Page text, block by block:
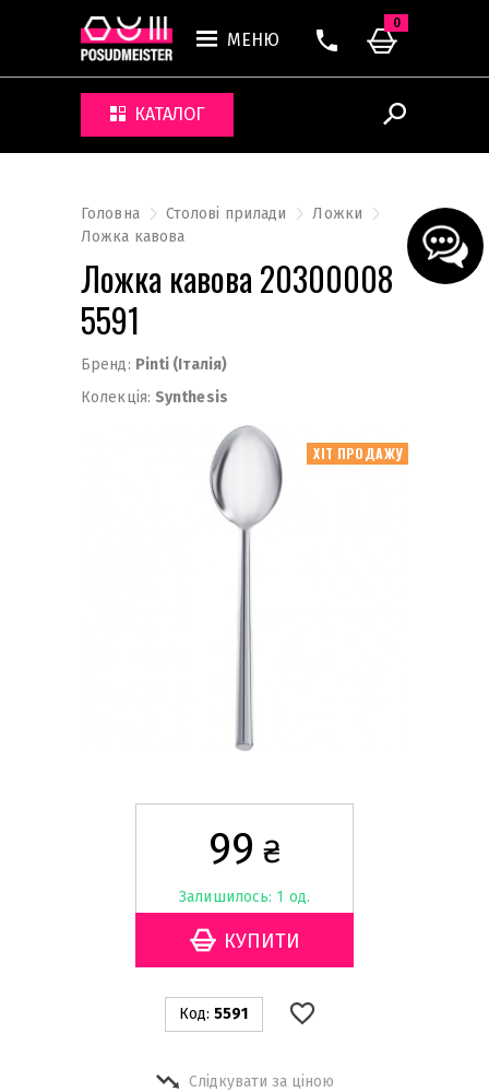
МЕНЮ
КАТАЛОГ
0
Головна Столові прилади
Ложки
Ложка кавова
Ложка кавова 20300008
5591
Бренд: Pinti (Італія)
Колекція: Synthesis
ХІТ ПРОДАЖУ
99 ₴
Залишилось: 1 од.
Код: 5591
Слідкувати за ціною